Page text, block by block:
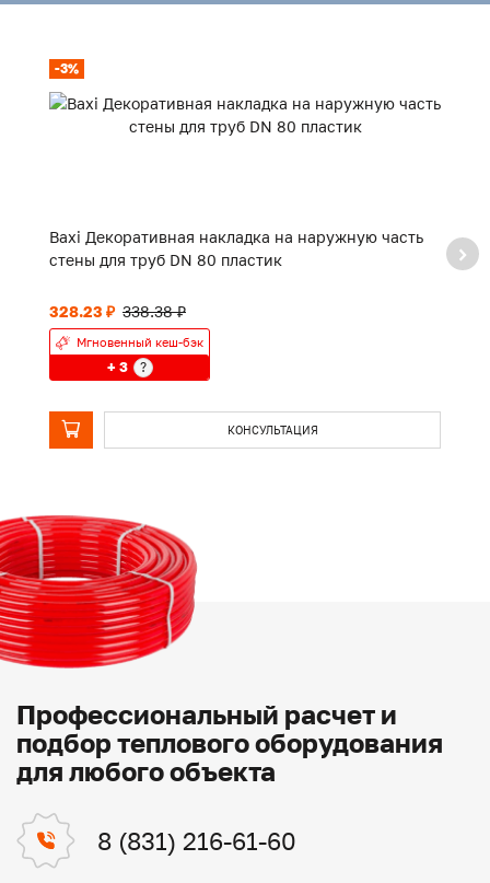
-3%
Baxi Декоративная накладка на наружную часть
стены для труб DN 80 пластик
328.23 ₽ 338.38 ₽
Мгновенный кеш-бэк
+ 3 ?
КОНСУЛЬТАЦИЯ
Профессиональный расчет и
подбор теплового оборудования
для любого объекта
8 (831) 216-61-60